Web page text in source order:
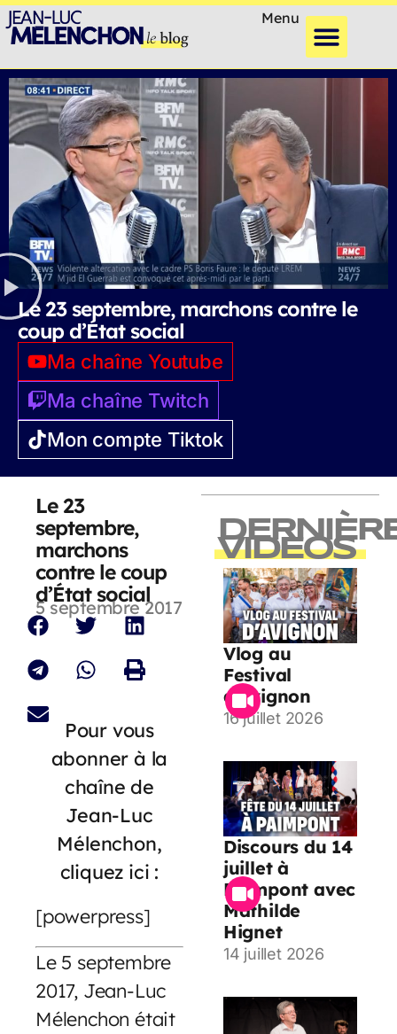
Menu
Le 23 septembre, marchons contre le
coup d’État social
Ma chaîne Youtube
Ma chaîne Twitch
Mon compte Tiktok
Le 23
septembre,
marchons
contre le coup
d’État social
5 septembre 2017
Pour vous
abonner à la
chaîne de
Jean-Luc
Mélenchon,
cliquez ici :
[powerpress]
Le 5 septembre
2017, Jean-Luc
Mélenchon était
VIDEOS
Vlog au
Festival
d’Avignon
16 juillet 2026
Discours du 14
juillet à
Paimpont avec
Mathilde
Hignet
14 juillet 2026